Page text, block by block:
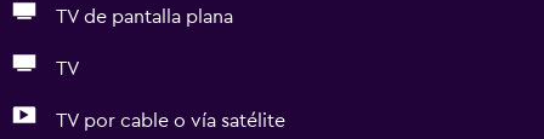
TV de pantalla plana
TV
TV por cable o vía satélite